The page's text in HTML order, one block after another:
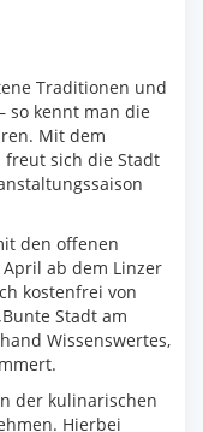
Traditionen und
so kennt man die
Mit dem
sich die Stadt
den offenen
ab dem Linzer
kostenfrei von
Stadt am
Wissenswertes,
der kulinarischen
Hierbei